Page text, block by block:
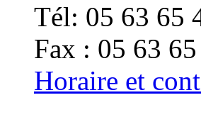
Tél: 05 63 65
Fax : 05 63
Horaire et